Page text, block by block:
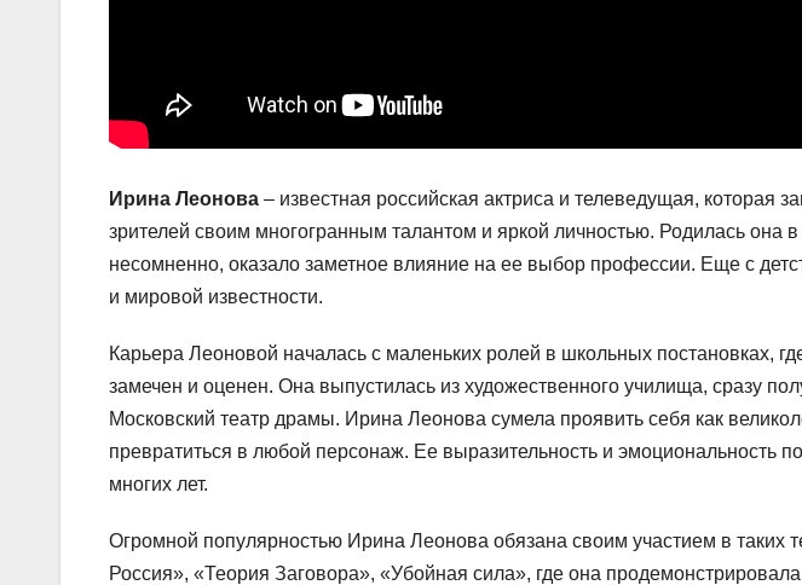
Ирина Леонова – известная российская актриса и телеведущая, которая
зрителей своим многогранным талантом и яркой личностью. Родилась она
несомненно, оказало заметное влияние на ее выбор профессии. Еще с
и мировой известности.
Карьера Леоновой началась с маленьких ролей в школьных постановках,
замечен и оценен. Она выпустилась из художественного училища, сразу
Московский театр драмы. Ирина Леонова сумела проявить себя как
превратиться в любой персонаж. Ее выразительность и эмоциональность
многих лет.
Огромной популярностью Ирина Леонова обязана своим участием в таких
Россия», «Теория Заговора», «Убойная сила», где она